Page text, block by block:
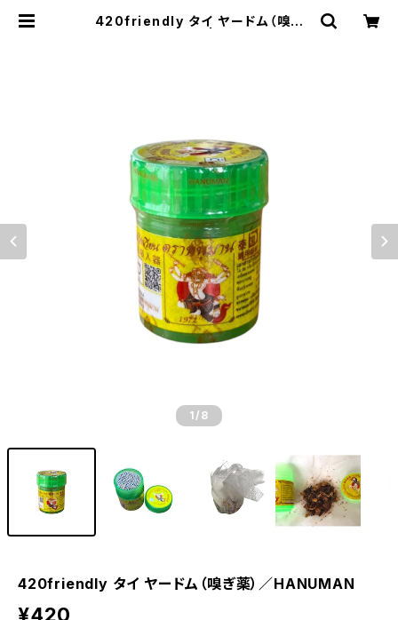
420friendly タイ ヤードム（嗅ぎ
1 /8
420friendly タイ ヤードム（嗅ぎ薬）／HANUMAN
¥420